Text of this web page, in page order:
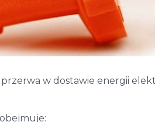
w dostawie energii